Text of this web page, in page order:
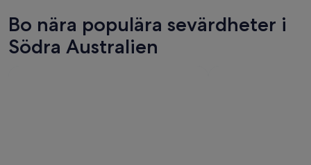
Bo nära populära sevärdheter i
Södra Australien